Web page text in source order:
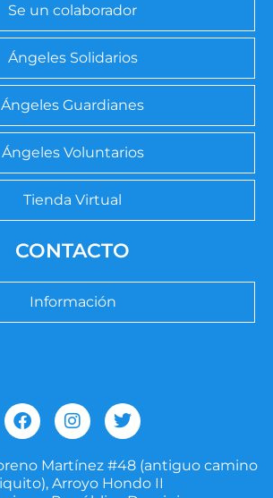
Se un colaborador
Ángeles Solidarios
Ángeles Guardianes
Ángeles Voluntarios
Tienda Virtual
CONTACTO
Información
F
a
e
b
I
n
t
a
T
w
t
t
Martínez #48 (antiguo camino
Arroyo Hondo II